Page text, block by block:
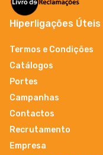
Hiperligações Úteis
Termos e Condições
Catálogos
Portes
Campanhas
Contactos
Recrutamento
Empresa